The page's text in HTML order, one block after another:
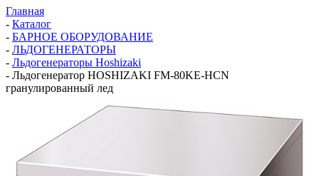
Главная
- Каталог
- БАРНОЕ ОБОРУДОВАНИЕ
- ЛЬДОГЕНЕРАТОРЫ
- Льдогенераторы Hoshizaki
- Льдогенератор HOSHIZAKI FM-80KE-HCN
гранулированный лед